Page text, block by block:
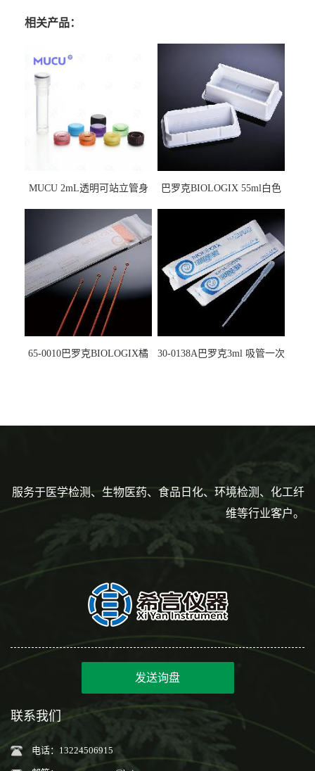
相关产品：
MUCU 2mL透明可站立管身
巴罗克BIOLOGIX 55ml白色
马射线灭菌25-0051
65-0010巴罗克BIOLOGIX橘
30-0138A巴罗克3ml 吸管一次
服务于医学检测、生物医药、食品日化、环境检测、化工纤
维等行业客户。
发送询盘
联系我们
电话：13224506915